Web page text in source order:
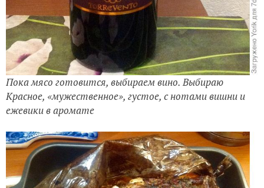
Пока мясо готовится, выбираем вино. Выбираю
Красное, «мужественное», густое, с нотами вишни и
ежевики в аромате